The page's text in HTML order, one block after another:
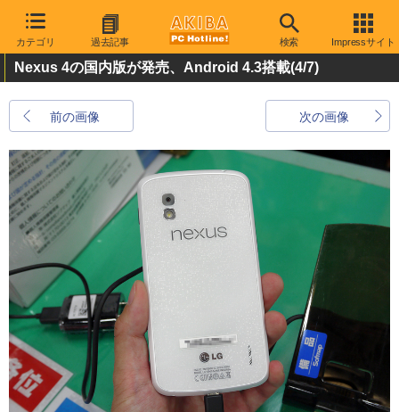
カテゴリ 過去記事 検索 Impressサイト
Nexus 4の国内版が発売、Android 4.3搭載(4/7)
前の画像 次の画像